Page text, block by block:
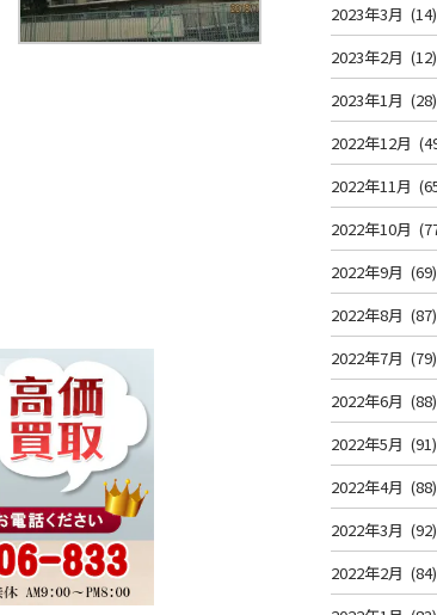
2023年3月 (14)
2023年2月 (12)
2023年1月 (28)
2022年12月
2022年11月
2022年10月
2022年9月 (69)
2022年8月 (87)
2022年7月 (79)
2022年6月 (88)
2022年5月 (91)
2022年4月 (88)
2022年3月 (92)
2022年2月 (84)